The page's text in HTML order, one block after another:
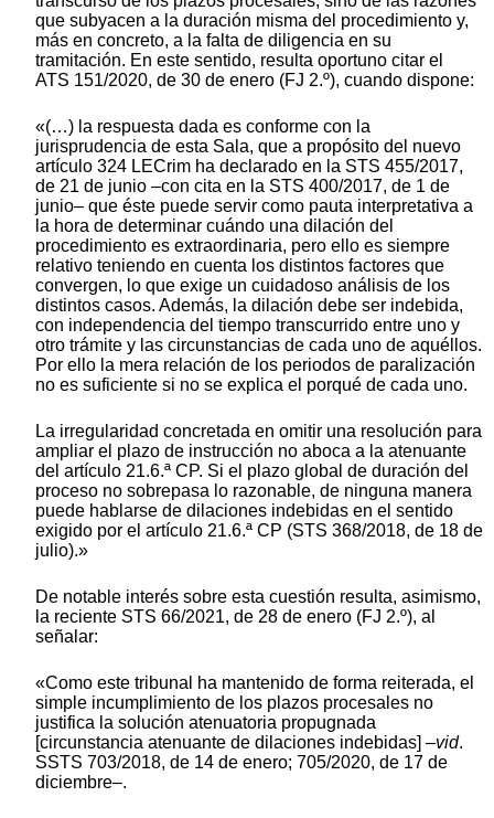
que subyacen a la duración misma del procedimiento y,
más en concreto, a la falta de diligencia en su
tramitación. En este sentido, resulta oportuno citar el
ATS 151/2020, de 30 de enero (FJ 2.º), cuando dispone:
«(…) la respuesta dada es conforme con la
jurisprudencia de esta Sala, que a propósito del nuevo
artículo 324 LECrim ha declarado en la STS 455/2017,
de 21 de junio –con cita en la STS 400/2017, de 1 de
junio– que éste puede servir como pauta interpretativa a
la hora de determinar cuándo una dilación del
procedimiento es extraordinaria, pero ello es siempre
relativo teniendo en cuenta los distintos factores que
convergen, lo que exige un cuidadoso análisis de los
distintos casos. Además, la dilación debe ser indebida,
con independencia del tiempo transcurrido entre uno y
otro trámite y las circunstancias de cada uno de aquéllos.
Por ello la mera relación de los periodos de paralización
no es suficiente si no se explica el porqué de cada uno.
La irregularidad concretada en omitir una resolución para
ampliar el plazo de instrucción no aboca a la atenuante
del artículo 21.6.ª CP. Si el plazo global de duración del
proceso no sobrepasa lo razonable, de ninguna manera
puede hablarse de dilaciones indebidas en el sentido
exigido por el artículo 21.6.ª CP (STS 368/2018, de 18 de
julio).»
De notable interés sobre esta cuestión resulta, asimismo,
la reciente STS 66/2021, de 28 de enero (FJ 2.º), al
señalar:
«Como este tribunal ha mantenido de forma reiterada, el
simple incumplimiento de los plazos procesales no
justifica la solución atenuatoria propugnada
[circunstancia atenuante de dilaciones indebidas] –vid.
SSTS 703/2018, de 14 de enero; 705/2020, de 17 de
diciembre–.